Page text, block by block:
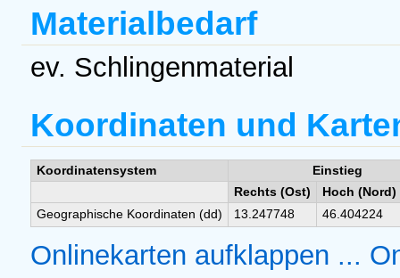
Materialbedarf
ev. Schlingenmaterial
Koordinaten und
Koordinatensystem
Einstieg
Rechts (Ost)
Hoch (Nord)
Geographische Koordinaten (dd)
13.247748 46.404224
Onlinekarten aufklappen ...